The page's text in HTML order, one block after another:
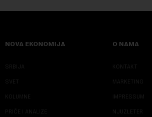
NOVA EKONOMIJA
SRBIJA
SVET
KOLUMNE
PRIČE I ANALIZE
O NAMA
KONTAKT
MARKETING
IMPRESSUM
NJUZLETER